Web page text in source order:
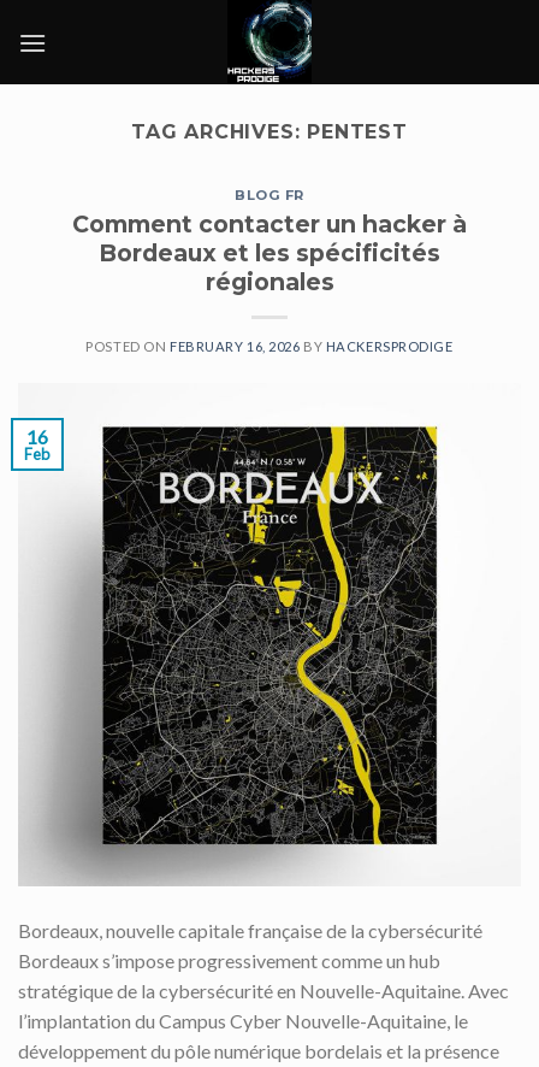
TAG ARCHIVES: PENTEST
BLOG FR
Comment contacter un hacker à
Bordeaux et les spécificités
régionales
POSTED ON FEBRUARY 16, 2026 BY HACKERSPRODIGE
16
Feb
Bordeaux, nouvelle capitale française de la cybersécurité
Bordeaux s’impose progressivement comme un hub
stratégique de la cybersécurité en Nouvelle-Aquitaine. Avec
l’implantation du Campus Cyber Nouvelle-Aquitaine, le
développement du pôle numérique bordelais et la présence